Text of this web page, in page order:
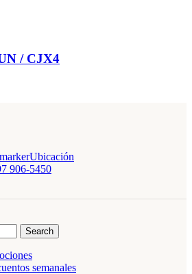
/ CJX4
Ubicación
906-5450
Search
semanales